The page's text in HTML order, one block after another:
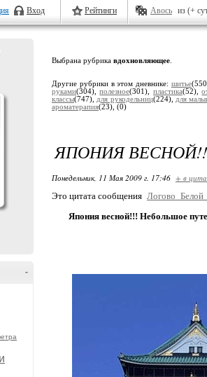
Вход Рейтинги Авось из (+
-
Выбрана рубрика вдохновляющее
Другие рубрики в этом дневнике: шитье
руками(304),полезное(301), пластика(52),
классы(747), для рукодельниц(224), для
ароматерапия(23), (0)
ЯПОНИЯ
Понедельник, 11 Мая 2009 г. 17:46 + в
Это цитата сообщения
Япония весной!!! Небольшое